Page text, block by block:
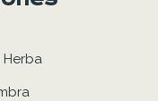
Herba